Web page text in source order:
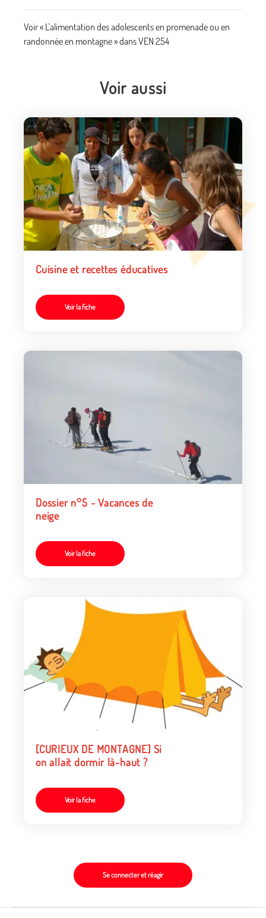
Voir « L'alimentation des adolescents en promenade ou en
randonnée en montagne » dans VEN 254
Voir aussi
Cuisine et recettes éducatives
Voir la fiche
Dossier n°5 - Vacances de
neige
Voir la fiche
[CURIEUX DE MONTAGNE] Si
on allait dormir là-haut ?
Voir la fiche
Se connecter et réagir